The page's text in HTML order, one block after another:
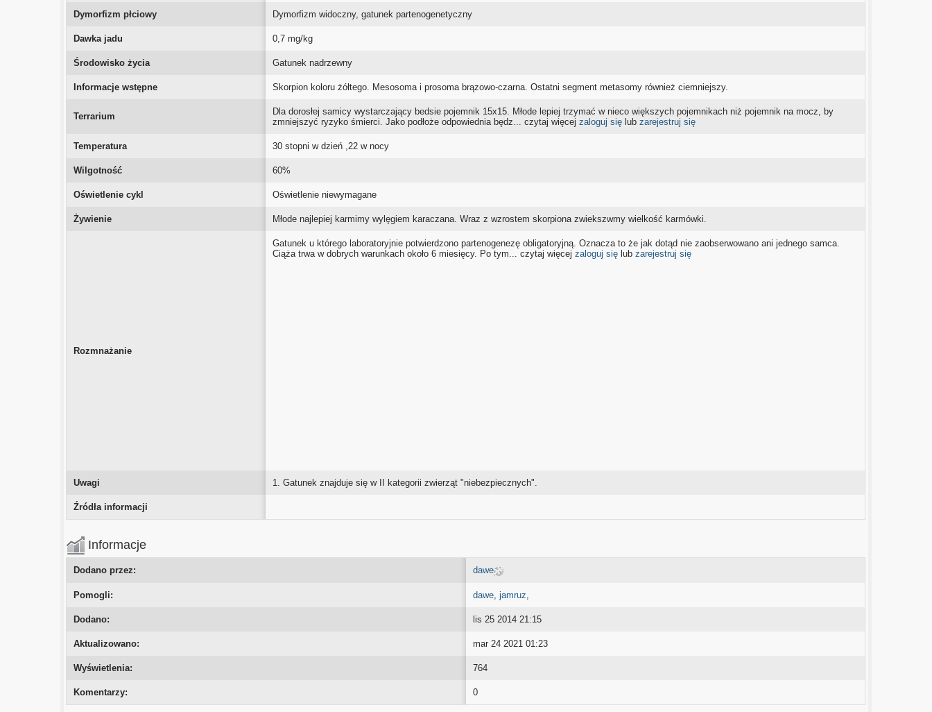
Dymorfizm płciowy Dymorfizm widoczny, gatunek partenogenetyczny
Dawka jadu 0,7 mg/kg
Środowisko życia Gatunek nadrzewny
Informacje wstępne Skorpion koloru żółtego. Mesosoma i prosoma brązowo-czarna. Ostatni segment metasomy również ciemniejszy.
Terrarium
Dla dorosłej samicy wystarczający bedsie pojemnik 15x15. Młode lepiej trzymać w nieco większych pojemnikach niż pojemnik na mocz, by
zmniejszyć ryzyko śmierci. Jako podłoże odpowiednia będz... czytaj więcejzaloguj się lubzarejestruj się
Temperatura 30 stopni w dzień ,22 w nocy
Wilgotność 60%
Oświetlenie cykl Oświetlenie niewymagane
Żywienie Młode najlepiej karmimy wylęgiem karaczana. Wraz z wzrostem skorpiona zwiekszwmy wielkość karmówki.
Rozmnażanie
Gatunek u którego laboratoryjnie potwierdzono partenogenezę obligatoryjną. Oznacza to że jak dotąd nie zaobserwowano ani jednego samca.
Ciąża trwa w dobrych warunkach około 6 miesięcy. Po tym... czytaj więcejzaloguj się lubzarejestruj się
Uwagi 1. Gatunek znajduje się w II kategorii zwierząt "niebezpiecznych".
Źródła informacji
Informacje
Dodano przez: dawe
Pomogli: dawe,jamruz,
Dodano: lis 25 2014 21:15
Aktualizowano: mar 24 2021 01:23
Wyświetlenia: 764
Komentarzy: 0